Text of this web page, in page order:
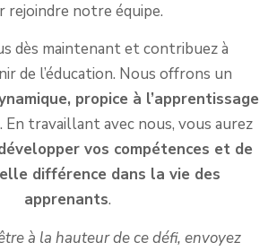
rejoindre notre équipe.
dès maintenant et contribuez à
de l’éducation. Nous offrons un
propice à l’apprentissage
. En travaillant avec nous, vous aurez
vos compétences et de
différence dans la vie des
apprenants.
à la hauteur de ce défi, envoyez